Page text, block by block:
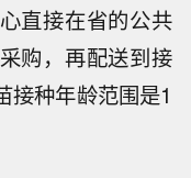
直接在省的公共
购，再配送到接
接种年龄范围是1